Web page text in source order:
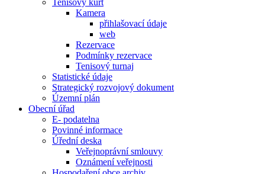
Tenisový kurt
Kamera
přihlašovací údaje
web
Rezervace
Podmínky rezervace
Tenisový turnaj
Statistické údaje
Strategický rozvojový dokument
Územní plán
Obecní úřad
E- podatelna
Povinné informace
Úřední deska
Veřejnoprávní smlouvy
Oznámení veřejnosti